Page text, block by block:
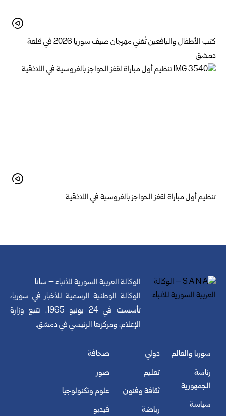
كتب الأطفال واليافعين تُغني مهرجان صيف سوريا 2026 في قلعة
دمشق
تنظيم أول مباراة لقفز الحواجز بالفروسية في اللاذقية
الوكالة العربية السورية للأنباء – سانا
الوكالة الوطنية الرسمية للأخبار في سوريا،
تأسست في 24 يونيو 1965. تتبع وزارة
الإعلام، ومركزها الرئيسي في دمشق.
سوريا والعالم
رئاسة
الجمهورية
سياسة
دولي
تعليم
ثقافة وفنون
رياضة
صحافة
صور
علوم وتكنولوجيا
فيديو